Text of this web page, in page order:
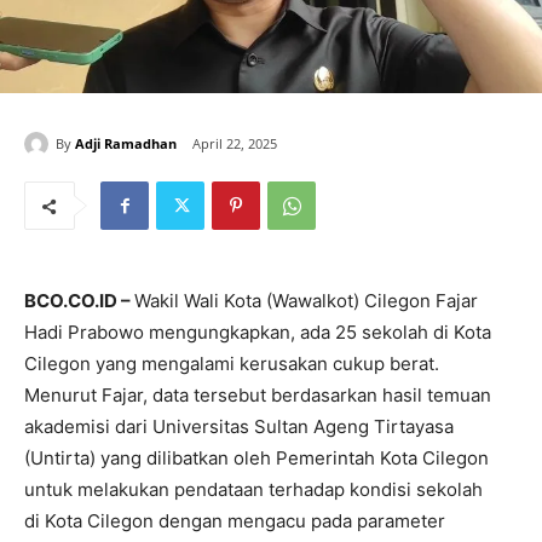
By Adji Ramadhan April 22, 2025
BCO.CO.ID –Wakil Wali Kota (Wawalkot) Cilegon Fajar
Hadi Prabowo mengungkapkan, ada 25 sekolah di Kota
Cilegon yang mengalami kerusakan cukup berat.
Menurut Fajar, data tersebut berdasarkan hasil temuan
akademisi dari Universitas Sultan Ageng Tirtayasa
(Untirta) yang dilibatkan oleh Pemerintah Kota Cilegon
untuk melakukan pendataan terhadap kondisi sekolah
di Kota Cilegon dengan mengacu pada parameter